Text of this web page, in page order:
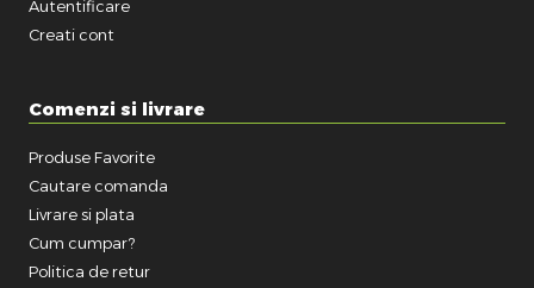
Autentificare
Creati cont
Comenzi si livrare
Produse Favorite
Cautare comanda
Livrare si plata
Cum cumpar?
Politica de retur